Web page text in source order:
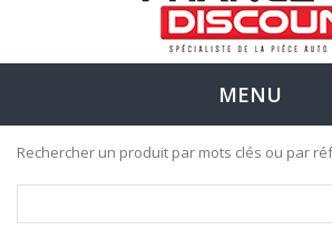
MENU
Rechercher un produit par mots clés ou par